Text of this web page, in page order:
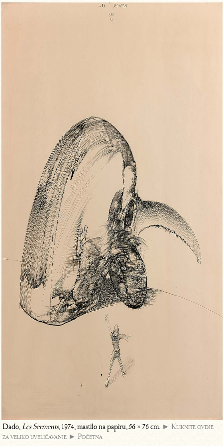
Dado, Les Serments, 1974, mastilo na papiru, 56 × 76 cm. ► Kliknite ovdje
za veliko uveličavanje ► Početna